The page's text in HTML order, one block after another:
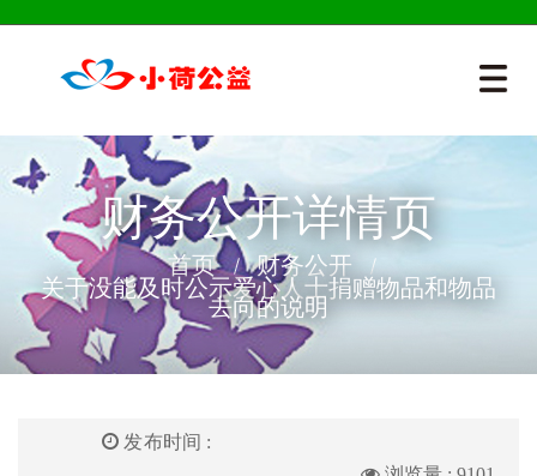
财务公开详情页
首页
财务公开
关于没能及时公示爱心人士捐赠物品和物品
去向的说明
发布时间 :